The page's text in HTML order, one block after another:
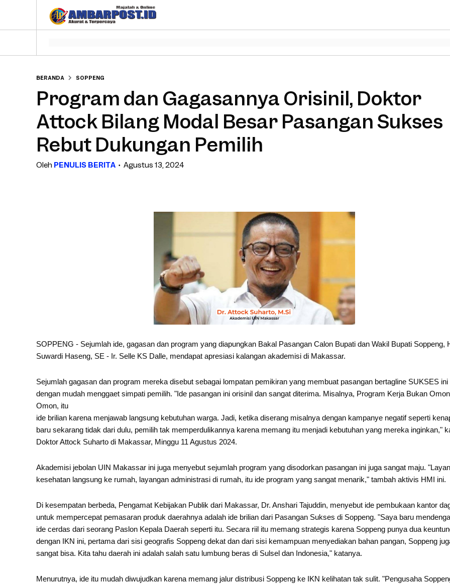
BERANDA SOPPENG
Program dan Gagasannya Orisinil, Doktor
Attock Bilang Modal Besar Pasangan Sukses
Rebut Dukungan Pemilih
Oleh PENULIS BERITA Agustus 13, 2024
SOPPENG - Sejumlah ide, gagasan dan program yang diapungkan Bakal Pasangan Calon Bupati dan Wakil Bupati Soppeng,
Suwardi Haseng, SE - Ir. Selle KS Dalle, mendapat apresiasi kalangan akademisi di Makassar.
Sejumlah gagasan dan program mereka disebut sebagai lompatan pemikiran yang membuat pasangan bertagline SUKSES ini
dengan mudah menggaet simpati pemilih. "Ide pasangan ini orisinil dan sangat diterima. Misalnya, Program Kerja Bukan
Omon, itu
ide brilian karena menjawab langsung kebutuhan warga. Jadi, ketika diserang misalnya dengan kampanye negatif seperti
baru sekarang tidak dari dulu, pemilih tak memperdulikannya karena memang itu menjadi kebutuhan yang mereka inginkan,"
Doktor Attock Suharto di Makassar, Minggu 11 Agustus 2024.
Akademisi jebolan UIN Makassar ini juga menyebut sejumlah program yang disodorkan pasangan ini juga sangat maju.
kesehatan langsung ke rumah, layangan administrasi di rumah, itu ide program yang sangat menarik," tambah aktivis HMI ini.
Di kesempatan berbeda, Pengamat Kebijakan Publik dari Makassar, Dr. Anshari Tajuddin, menyebut ide pembukaan kantor
untuk mempercepat pemasaran produk daerahnya adalah ide brilian dari Pasangan Sukses di Soppeng. "Saya baru
ide cerdas dari seorang Paslon Kepala Daerah seperti itu. Secara riil itu memang strategis karena Soppeng punya dua
dengan IKN ini, pertama dari sisi geografis Soppeng dekat dan dari sisi kemampuan menyediakan bahan pangan, Soppeng
sangat bisa. Kita tahu daerah ini adalah salah satu lumbung beras di Sulsel dan Indonesia," katanya.
Menurutnya, ide itu mudah diwujudkan karena memang jalur distribusi Soppeng ke IKN kelihatan tak sulit. "Pengusaha